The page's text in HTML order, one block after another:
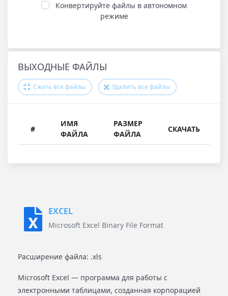
Конвертируйте файлы в автономном
режиме
ВЫХОДНЫЕ ФАЙЛЫ
Сжать все файлы Удалить все файлы
#
ИМЯ
ФАЙЛА
РАЗМЕР
ФАЙЛА
СКАЧАТЬ
EXCEL
Microsoft Excel Binary File Format
Расширение файла: .xls
Microsoft Excel — программа для работы с
электронными таблицами, созданная корпорацией